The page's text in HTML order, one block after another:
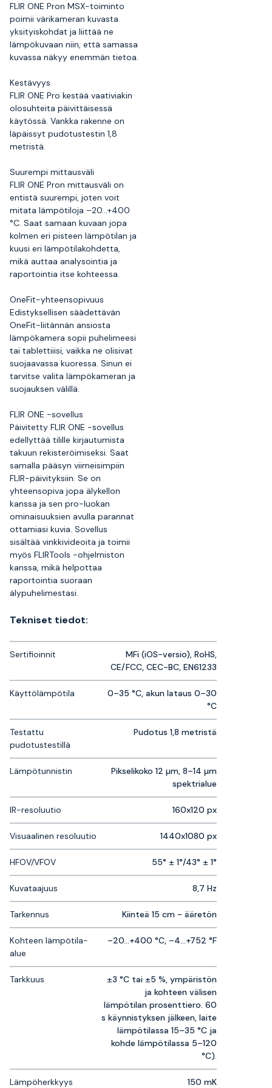
FLIR ONE Pron MSX-toiminto
poimii värikameran kuvasta
yksityiskohdat ja liittää ne
lämpökuvaan niin, että samassa
kuvassa näkyy enemmän tietoa.
Kestävyys
FLIR ONE Pro kestää vaativiakin
olosuhteita päivittäisessä
käytössä. Vankka rakenne on
läpäissyt pudotustestin 1,8
metristä.
Suurempi mittausväli
FLIR ONE Pron mittausväli on
entistä suurempi, joten voit
mitata lämpötiloja –20...+400
°C. Saat samaan kuvaan jopa
kolmen eri pisteen lämpötilan ja
kuusi eri lämpötilakohdetta,
mikä auttaa analysointia ja
raportointia itse kohteessa.
OneFit-yhteensopivuus
Edistyksellisen säädettävän
OneFit-liitännän ansiosta
lämpökamera sopii puhelimeesi
tai tablettiiisi, vaikka ne olisivat
suojaavassa kuoressa. Sinun ei
tarvitse valita lämpökameran ja
suojauksen välillä.
FLIR ONE -sovellus
Päivitetty FLIR ONE -sovellus
edellyttää tilille kirjautumista
takuun rekisteröimiseksi. Saat
samalla pääsyn viimeisimpiin
FLIR-päivityksiin. Se on
yhteensopiva jopa älykellon
kanssa ja sen pro-luokan
ominaisuuksien avulla parannat
ottamiasi kuvia. Sovellus
sisältää vinkkivideoita ja toimii
myös FLIRTools -ohjelmiston
kanssa, mikä helpottaa
raportointia suoraan
älypuhelimestasi.
Tekniset tiedot:
Sertifioinnit
MFi (iOS-versio), RoHS,
CE/FCC, CEC-BC, EN61233
Käyttölämpötila
0–35 °C, akun lataus 0–30
°C
Testattu
pudotustestillä
Pudotus 1,8 metristä
Lämpötunnistin
Pikselikoko 12 µm, 8–14 µm
spektrialue
IR-resoluutio 160x120 px
Visuaalinen resoluutio 1440x1080 px
HFOV/VFOV 55° ± 1°/43° ± 1°
Kuvataajuus 8,7 Hz
Tarkennus Kiinteä 15 cm - ääretön
Kohteen lämpötila-
alue
–20...+400 °C, –4...+752 °F
Tarkkuus
±3 °C tai ±5 %, ympäristön
ja kohteen välisen
lämpötilan prosenttiero. 60
s käynnistyksen jälkeen, laite
lämpötilassa 15–35 °C ja
kohde lämpötilassa 5–120
°C).
Lämpöherkkyys
150 mK